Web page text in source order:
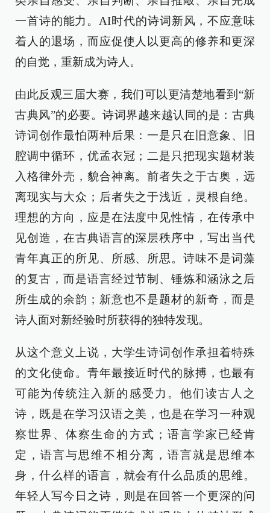
一首诗的能力。AI时代的诗词新风，不应意味
着人的退场，而应促使人以更高的修养和更深
的自觉，重新成为诗人。
由此反观三届大赛，我们可以更清楚地看到“新
古典风”的必要。诗词界越来越认同的是：古典
诗词创作最怕两种后果：一是只在旧意象、旧
腔调中循环，优孟衣冠；二是只把现实题材装
入格律外壳，貌合神离。前者失之于古奥，远
离现实与大众；后者失之于浅近，灵根自绝。
理想的方向，应是在法度中见性情，在传承中
见创造，在古典语言的深层秩序中，写出当代
青年真正的所见、所感、所思。诗味不是词藻
的复古，而是语言经过节制、锤炼和涵泳之后
所生成的余韵；新意也不是题材的新奇，而是
诗人面对新经验时所获得的独特发现。
从这个意义上说，大学生诗词创作承担着特殊
的文化使命。青年最接近时代的脉搏，也最有
可能为传统注入新的感受力。他们读古人之
诗，既是在学习汉语之美，也是在学习一种观
察世界、体察生命的方式；语言学家已经肯
定，语言与思维不相分离，语言就是思维本
身，什么样的语言，就会有什么品质的思维。
年轻人写今日之诗，则是在回答一个更深的问